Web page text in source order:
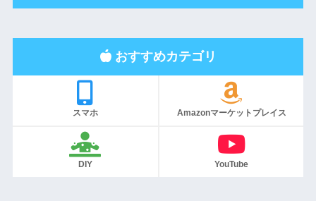
おすすめカテゴリ
スマホ Amazonマーケットプレイス
DIY YouTube